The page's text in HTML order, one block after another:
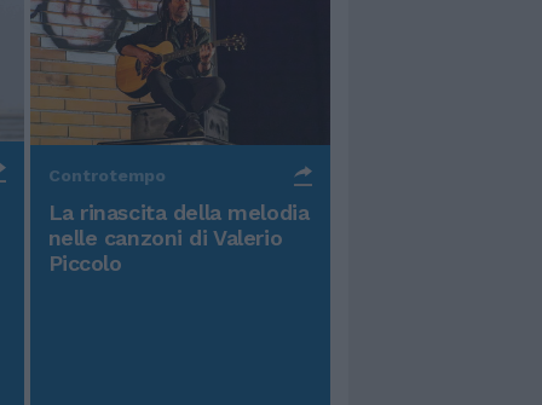
Controtempo
La rinascita della melodia
nelle canzoni di Valerio
Piccolo